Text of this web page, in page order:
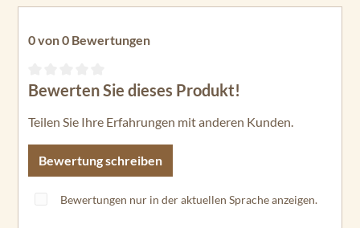
0 von 0 Bewertungen
Durchschnittliche Bewertung von 0 von 5 Sternen
Bewerten Sie dieses Produkt!
Teilen Sie Ihre Erfahrungen mit anderen Kunden.
Bewertung schreiben
Bewertungen nur in der aktuellen Sprache anzeigen.